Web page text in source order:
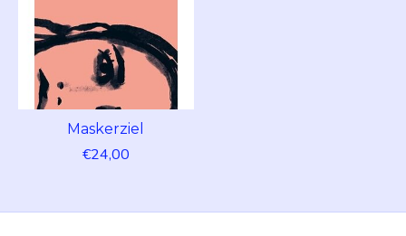
Maskerziel
€24,00